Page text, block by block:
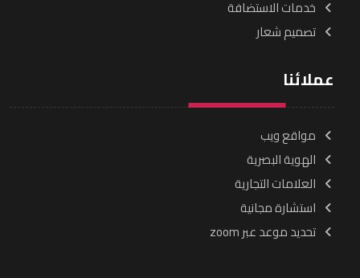
خدمات الاستضافة
تصميم شعار
عملائنا
مواقع ويب
الهوية البصرية
العلامات التجارية
استشارة مجانية
تحديد موعد عبر zoom